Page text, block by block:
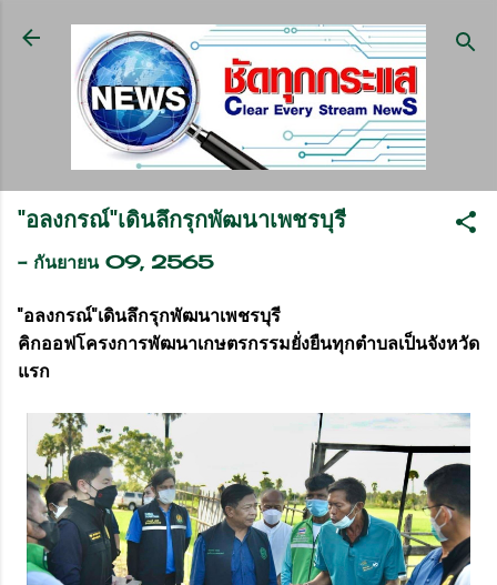
ข้ามไปที่เนื้อหาหลัก
"อลงกรณ์"เดินลึกรุกพัฒนาเพชรบุรี
- กันยายน 09, 2565
"อลงกรณ์"เดินลึกรุกพัฒนาเพชรบุรี
คิกออฟโครงการพัฒนาเกษตรกรรมยั่งยืนทุกตำบลเป็นจังหวัด
แรก